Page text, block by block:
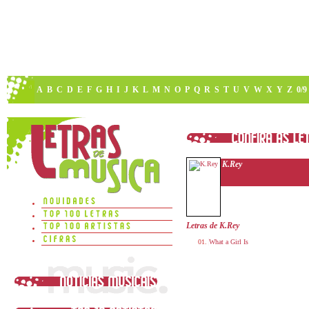
A B C D E F G H I J K L M N O P Q R S T U V W X Y Z 0/9
K.Rey
Letras de K.Rey
What a Girl Is